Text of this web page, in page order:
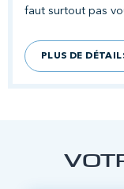
faut surtout pas
PLUS DE